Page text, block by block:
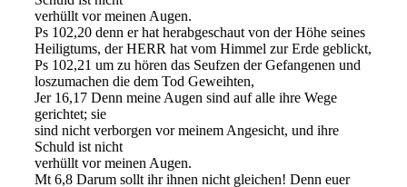
verhüllt vor meinen Augen.
Ps 102,20 denn er hat herabgeschaut von der Höhe seines
Heiligtums, der HERR hat vom Himmel zur Erde geblickt,
Ps 102,21 um zu hören das Seufzen der Gefangenen und
loszumachen die dem Tod Geweihten,
Jer 16,17 Denn meine Augen sind auf alle ihre Wege
gerichtet; sie
sind nicht verborgen vor meinem Angesicht, und ihre
Schuld ist nicht
verhüllt vor meinen Augen.
Mt 6,8 Darum sollt ihr ihnen nicht gleichen! Denn euer